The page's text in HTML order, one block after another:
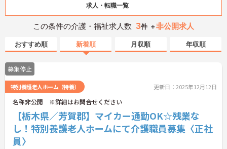
求人・転職一覧
この条件の介護・福祉求人数 3件 ＋非公開求人
おすすめ順 新着順 月収順 年収順
募集停止
特別養護老人ホーム（特養） 更新日：2025年12月12日
名称非公開 ※詳細はお問合せください
【栃木県／芳賀郡】マイカー通勤OK☆残業な
し！特別養護老人ホームにて介護職員募集〈正社
員〉